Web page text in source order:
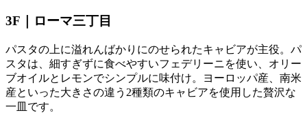
3F｜ローマ三丁目
パスタの上に溢れんばかりにのせられたキャビアが主役。パ
スタは、細すぎずに食べやすいフェデリーニを使い、オリー
ブオイルとレモンでシンプルに味付け。ヨーロッパ産、南米
産といった大きさの違う 2種類のキャビアを使用した贅沢な
一皿です。